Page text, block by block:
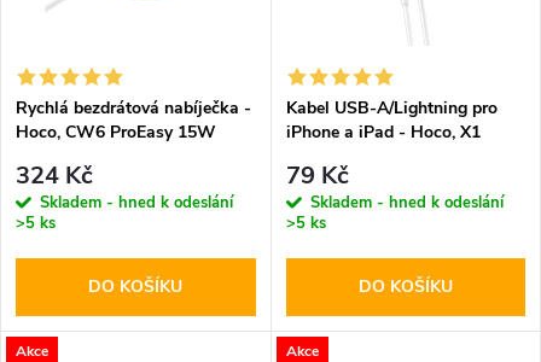
ů
Rychlá bezdrátová nabíječka -
Hoco, CW6 ProEasy 15W
324 Kč
Skladem - hned k odeslání
>5 ks
DO KOŠÍKU
Kabel USB-A/Lightning pro
iPhone a iPad - Hoco, X1
79 Kč
Skladem - hned k odeslání
>5 ks
DO KOŠÍKU
Akce Akce